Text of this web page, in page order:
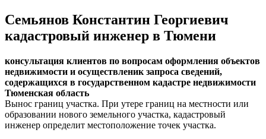
Семьянов Константин Георгиевич
кадастровый инженер в Тюмени
консультация клиентов по вопросам оформления объектов
недвижимости и осуществленик запроса сведений,
содержащихся в государственном кадастре недвижимости
Тюменская область
Вынос границ участка. При утере границ на местности или
образовании нового земельного участка, кадастровый
инженер определит местоположение точек участка.